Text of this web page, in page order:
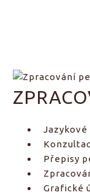
Přepisy
Grafické